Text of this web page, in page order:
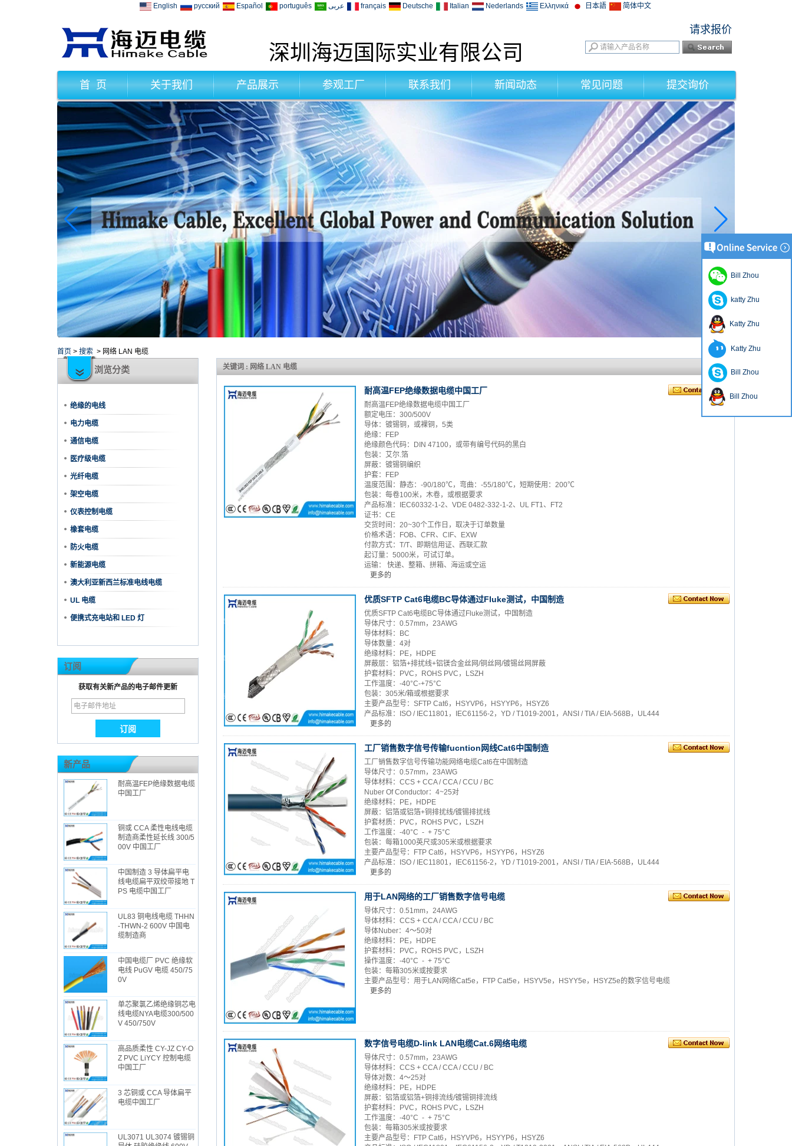
English русский Español português عربى français Deutsche Italian Nederlands Ελληνικά 日本語 简体中文
深圳海迈国际实业有限公司
请求报价
首 页 关于我们 产品展示 参观工厂 联系我们 新闻动态 常见问题 提交询价
首页 > 搜索 > 网络 LAN 电缆
浏览分类
绝缘的电线
电力电缆
通信电缆
医疗级电缆
光纤电缆
架空电缆
仪表控制电缆
橡套电缆
防火电缆
新能源电缆
澳大利亚新西兰标准电线电缆
UL 电缆
便携式充电站和 LED 灯
订阅
获取有关新产品的电子邮件更新
新产品
耐高温FEP绝缘数据电缆
中国工厂
铜或 CCA 柔性电线电缆
制造商柔性延长线 300/5
00V 中国工厂
中国制造 3 导体扁平电
线电缆扁平双绞带接地 T
PS 电缆中国工厂
UL83 铜电线电缆 THHN
-THWN-2 600V 中国电
缆制造商
中国电缆厂 PVC 绝缘软
电线 PuGV 电缆 450/75
0V
单芯聚氯乙烯绝缘铜芯电
线电缆NYA电缆300/500
V 450/750V
高品质柔性 CY-JZ CY-O
Z PVC LiYCY 控制电缆
中国工厂
3 芯铜或 CCA 导体扁平
电缆中国工厂
UL3071 UL3074 镀锡铜
关键词 : 网络 LAN 电缆
耐高温FEP绝缘数据电缆中国工厂
耐高温FEP绝缘数据电缆中国工厂
额定电压：300/500V
导体：镀锡铜，或裸铜，5类
绝缘：FEP
绝缘颜色代码：DIN 47100，或带有编号代码的黑白
包装：艾尔.箔
屏蔽：镀锡铜编织
护套：FEP
温度范围：静态：-90/180℃，弯曲：-55/180℃，短期使用：200℃
包装：每卷100米，木卷，或根据要求
产品标准：IEC60332-1-2、VDE 0482-332-1-2、UL FT1、FT2
证书：CE
交货时间：20~30个工作日，取决于订单数量
价格术语：FOB、CFR、CIF、EXW
付款方式：T/T、即期信用证、西联汇款
起订量：5000米，可试订单。
运输： 快递、整箱、拼箱、海运或空运
更多的
优质SFTP Cat6电缆BC导体通过Fluke测试，中国制造
优质SFTP Cat6电缆BC导体通过Fluke测试，中国制造
导体尺寸：0.57mm，23AWG
导体材料：BC
导体数量：4对
绝缘材料：PE，HDPE
屏蔽层：铝箔+排扰线+铝镁合金丝网/铜丝网/镀锡丝网屏蔽
护套材料：PVC，ROHS PVC，LSZH
工作温度：-40°C-+75°C
包装：305米/箱或根据要求
主要产品型号：SFTP Cat6，HSYVP6，HSYYP6，HSYZ6
产品标准：ISO / IEC11801，IEC61156-2，YD / T1019-2001，ANSI / TIA / EIA-568B，UL444
更多的
工厂销售数字信号传输fucntion网线Cat6中国制造
工厂销售数字信号传输功能网络电缆Cat6在中国制造
导体尺寸：0.57mm，23AWG
导体材料：CCS + CCA / CCA / CCU / BC
Nuber Of Conductor：4~25对
绝缘材料：PE，HDPE
屏蔽：铝箔或铝箔+铜排扰线/镀锡排扰线
护套材质：PVC，ROHS PVC，LSZH
工作温度：-40°C - + 75°C
包装：每箱1000英尺或305米或根据要求
主要产品型号：FTP Cat6，HSYVP6，HSYYP6，HSYZ6
产品标准：ISO / IEC11801，IEC61156-2，YD / T1019-2001，ANSI / TIA / EIA-568B，UL444
更多的
用于LAN网络的工厂销售数字信号电缆
导体尺寸：0.51mm，24AWG
导体材料：CCS + CCA / CCA / CCU / BC
导体Nuber：4〜50对
绝缘材料：PE，HDPE
护套材料：PVC，ROHS PVC，LSZH
操作温度：-40°C - + 75°C
包装：每箱305米或按要求
主要产品型号：用于LAN网络Cat5e，FTP Cat5e，HSYV5e，HSYY5e，HSYZ5e的数字信号电缆
更多的
数字信号电缆D-link LAN电缆Cat.6网络电缆
导体尺寸：0.57mm，23AWG
导体材料：CCS + CCA / CCA / CCU / BC
导体对数：4〜25对
绝缘材料：PE，HDPE
屏蔽：铝箔或铝箔+铜排流线/镀锡铜排流线
护套材料：PVC，ROHS PVC，LSZH
工作温度：-40°C - + 75°C
包装：每箱305米或按要求
主要产品型号：FTP Cat6，HSYVP6，HSYYP6，HSYZ6
Bill Zhou
katty Zhu
Katty Zhu
Katty Zhu
Bill Zhou
Bill Zhou